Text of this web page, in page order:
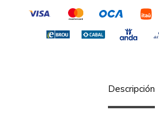
Descripción